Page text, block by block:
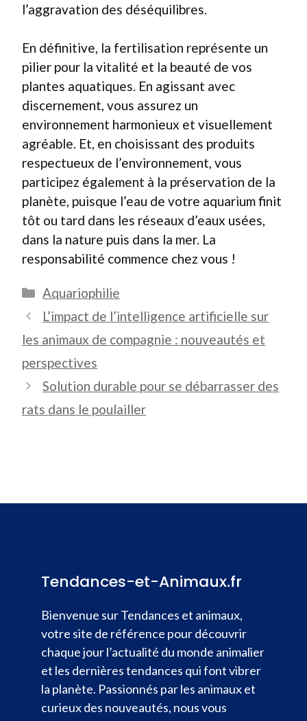
l’aggravation des déséquilibres.
En définitive, la fertilisation représente un
pilier pour la vitalité et la beauté de vos
plantes aquatiques. En agissant avec
discernement, vous assurez un
environnement harmonieux et visuellement
agréable. Et, en choisissant des produits
respectueux de l’environnement, vous
participez également à la préservation de la
planète, puisque l’eau de votre aquarium finit
tôt ou tard dans les réseaux d’eaux usées,
dans la nature puis dans la mer. La
responsabilité commence chez vous !
Catégories
Aquariophilie
L’impact de l’intelligence artificielle sur
les animaux de compagnie : nouveautés et
perspectives
Solution durable pour se débarrasser des
rats dans le poulailler
Tendances-et-Animaux.fr
Bienvenue sur Tendances et animaux,
votre site de référence pour découvrir
chaque jour l’actualité du monde animalier
et les dernières tendances qui font vibrer
la planète. Passionnés par les animaux et
curieux des nouveautés, nous vous